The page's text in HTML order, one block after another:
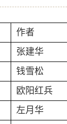
作者
张建华
钱雪松
欧阳红兵
左月华